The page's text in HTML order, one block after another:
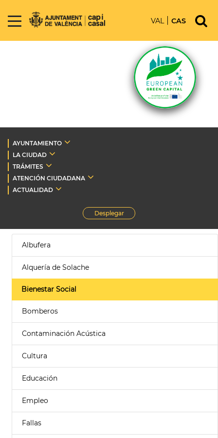
VAL CAS
AYUNTAMIENTO
LA CIUDAD
TRÁMITES
ATENCIÓN CIUDADANA
ACTUALIDAD
Desplegar
Albufera
Alquería de Solache
Bienestar Social
Bomberos
Contaminación Acústica
Cultura
Educación
Empleo
Fallas